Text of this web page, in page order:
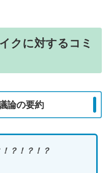
クに対するコミ
論の要約
？！？！？